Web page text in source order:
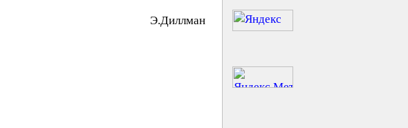
Э.Диллмaн